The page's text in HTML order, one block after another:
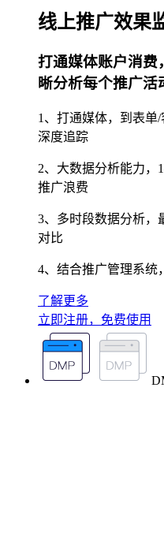
线上推广效果
打通媒体账户消费
晰分析每个推广活
1、打通媒体，到表单
深度追踪
2、大数据分析能力，
推广浪费
3、多时段数据分析，
对比
4、结合推广管理系统
了解更多
立即注册，免费使用